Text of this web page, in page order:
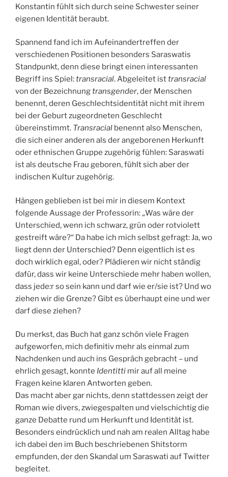
Konstantin fühlt sich durch seine Schwester seiner
eigenen Identität beraubt.
Spannend fand ich im Aufeinandertreffen der
verschiedenen Positionen besonders Saraswatis
Standpunkt, denn diese bringt einen interessanten
Begriff ins Spiel:transracial. Abgeleitet isttransracial
von der Bezeichnungtransgender, der Menschen
benennt, deren Geschlechtsidentität nicht mit ihrem
bei der Geburt zugeordneten Geschlecht
übereinstimmt. Transracial benennt also Menschen,
die sich einer anderen als der angeborenen Herkunft
oder ethnischen Gruppe zugehörig fühlen: Saraswati
ist als deutsche Frau geboren, fühlt sich aber der
indischen Kultur zugehörig.
Hängen geblieben ist bei mir in diesem Kontext
folgende Aussage der Professorin: „Was wäre der
Unterschied, wenn ich schwarz, grün oder rotviolett
gestreift wäre?“ Da habe ich mich selbst gefragt: Ja, wo
liegt denn der Unterschied? Denn eigentlich ist es
doch wirklich egal, oder? Plädieren wir nicht ständig
dafür, dass wir keine Unterschiede mehr haben wollen,
dass jede:r so sein kann und darf wie er/sie ist? Und wo
ziehen wir die Grenze? Gibt es überhaupt eine und wer
darf diese ziehen?
Du merkst, das Buch hat ganz schön viele Fragen
aufgeworfen, mich definitiv mehr als einmal zum
Nachdenken und auch ins Gespräch gebracht – und
ehrlich gesagt, konnte Identitti mir auf all meine
Fragen keine klaren Antworten geben.
Das macht aber gar nichts, denn stattdessen zeigt der
Roman wie divers, zwiegespalten und vielschichtig die
ganze Debatte rund um Herkunft und Identität ist.
Besonders eindrücklich und nah am realen Alltag habe
ich dabei den im Buch beschriebenen Shitstorm
empfunden, der den Skandal um Saraswati auf Twitter
begleitet.